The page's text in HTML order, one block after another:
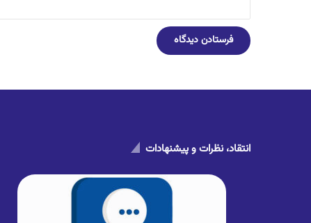
انتقاد، نظرات و پیشنهادات